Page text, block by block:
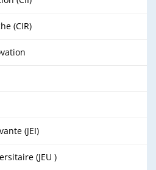
(CIR)
(JEI)
(JEU )